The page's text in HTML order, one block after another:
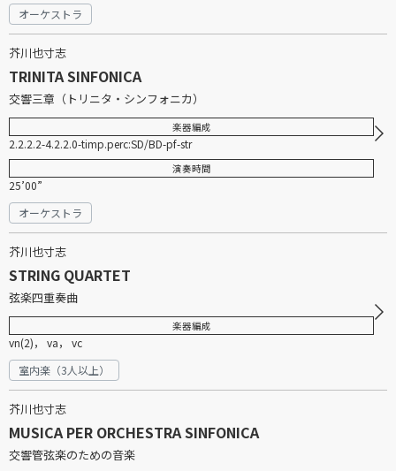
オーケストラ
芥川也寸志
TRINITA SINFONICA
交響三章（トリニタ・シンフォニカ）
楽器編成
2.2.2.2-4.2.2.0-timp.perc:SD/BD-pf-str
演奏時間
25’00”
オーケストラ
芥川也寸志
STRING QUARTET
弦楽四重奏曲
楽器編成
vn(2)， va， vc
室内楽（3人以上）
芥川也寸志
MUSICA PER ORCHESTRA SINFONICA
交響管弦楽のための音楽